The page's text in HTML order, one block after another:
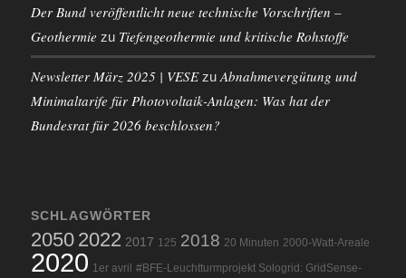
Der Bund veröffentlicht neue technische Vorschriften –
Geothermie zu Tiefengeothermie und kritische Rohstoffe
Newsletter März 2025 | VESEzu Abnahmevergütung und
Minimaltarife für Photovoltaik-Anlagen: Was hat der
Bundesrat für 2026 beschlossen?
SCHLAGWÖRTER
2050 2022 2017 125 2018 20 Minuten 2000-Watt-Areale
2020 1er avril #BFE-Leuchtturmprojekt Sologrid: GridSense-